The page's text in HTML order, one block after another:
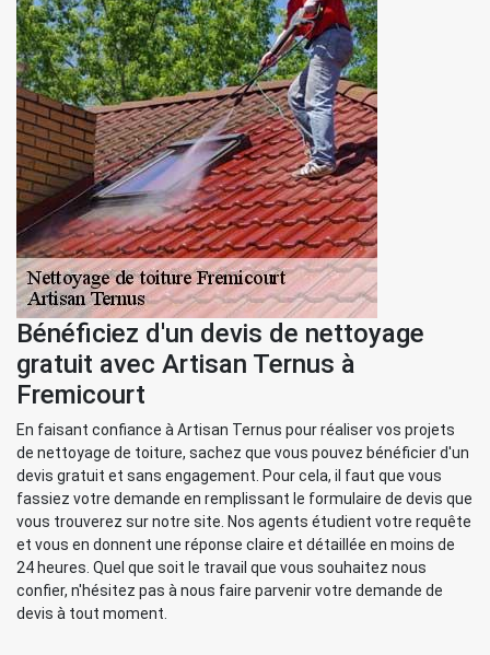
Bénéficiez d'un devis de nettoyage
gratuit avec Artisan Ternus à
Fremicourt
En faisant confiance à Artisan Ternus pour réaliser vos projets
de nettoyage de toiture, sachez que vous pouvez bénéficier d'un
devis gratuit et sans engagement. Pour cela, il faut que vous
fassiez votre demande en remplissant le formulaire de devis que
vous trouverez sur notre site. Nos agents étudient votre requête
et vous en donnent une réponse claire et détaillée en moins de
24 heures. Quel que soit le travail que vous souhaitez nous
confier, n'hésitez pas à nous faire parvenir votre demande de
devis à tout moment.